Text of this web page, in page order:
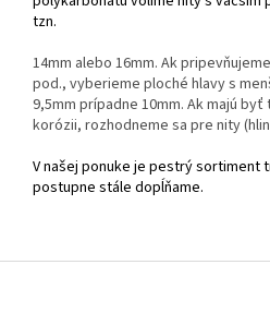
tzn.
14mm alebo 16mm. Ak
pod., vyberieme ploché hlavy s
9,5mm prípadne 10mm. Ak majú
korózii, rozhodneme sa pre nity
V našej ponuke je pestrý sortiment
postupne stále dopĺňame.